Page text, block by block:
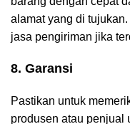
alamat yang di
jasa pengiriman jika
8. Garansi
Pastikan untuk
produsen atau penjual